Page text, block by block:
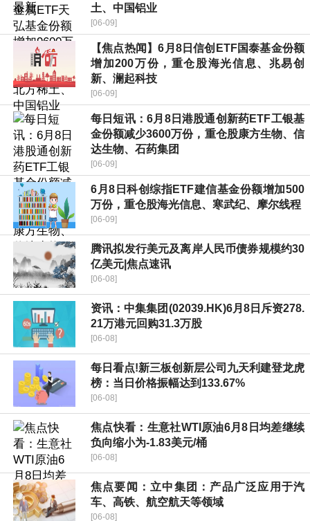
土、中国铝业
[06-09]
【焦点热闻】6月8日信创ETF国泰基金份额
增加200万份，重仓股海光信息、兆易创
新、澜起科技
[06-09]
每日短讯：6月8日港股通创新药ETF工银基
金份额减少3600万份，重仓股康方生物、信
达生物、石药集团
[06-09]
6月8日科创综指ETF建信基金份额增加500
万份，重仓股海光信息、寒武纪、摩尔线程
[06-09]
腾讯拟发行美元及离岸人民币债券规模约30
亿美元|焦点速讯
[06-08]
资讯：中集集团(02039.HK)6月8日斥资278.
21万港元回购31.3万股
[06-08]
每日看点!新三板创新层公司九天利建登龙虎
榜：当日价格振幅达到133.67%
[06-08]
焦点快看：生意社WTI原油6月8日均差继续
负向缩小为-1.83美元/桶
[06-08]
焦点要闻：立中集团：产品广泛应用于汽
车、高铁、航空航天等领域
[06-08]